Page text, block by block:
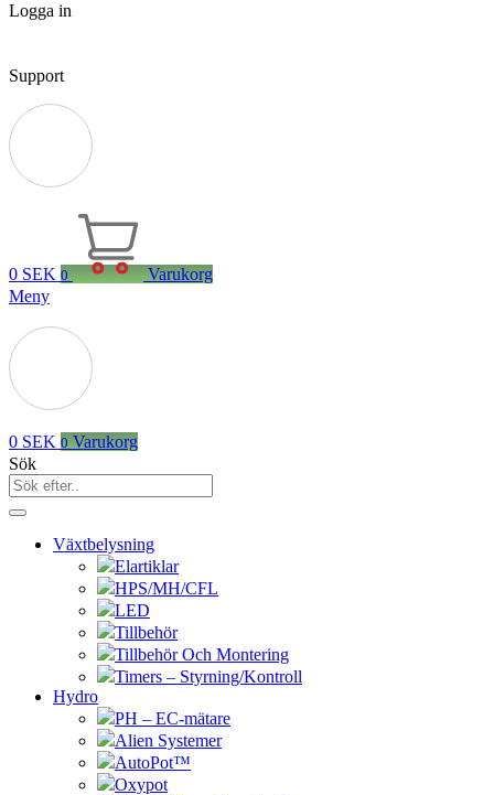
Logga in
Support
0 SEK 0
Varukorg
Meny
0 SEK 0 Varukorg
Sök
Växtbelysning
Elartiklar
HPS/MH/CFL
LED
Tillbehör
Tillbehör Och Montering
Timers – Styrning/Kontroll
Hydro
PH – EC-mätare
Alien Systemer
AutoPot™
Oxypot